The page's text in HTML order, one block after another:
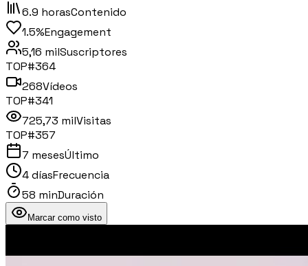
6.9 horasContenido
1.5%Engagement
5,16 milSuscriptores
TOP#364
268Vídeos
TOP#341
725,73 milVisitas
TOP#357
7 mesesÚltimo
4 díasFrecuencia
58 minDuración
Marcar como visto